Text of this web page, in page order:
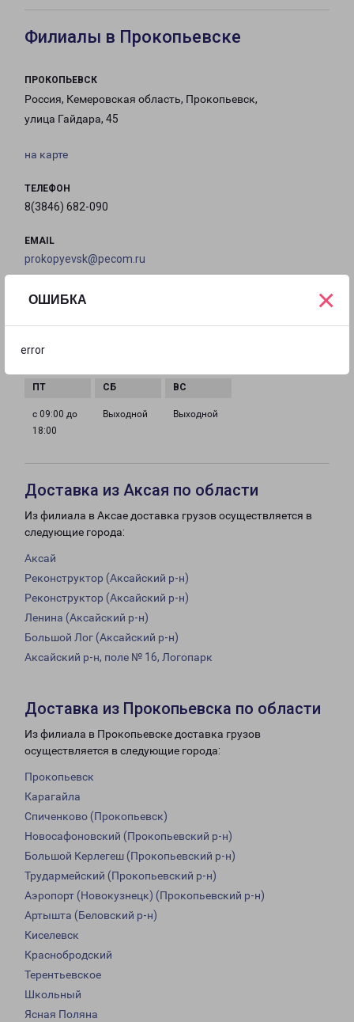
ОШИБКА
error
×
Филиалы в Прокопьевске
ПРОКОПЬЕВСК
Россия, Кемеровская область, Прокопьевск,
улица Гайдара, 45
на карте
ТЕЛЕФОН
8(3846) 682-090
EMAIL
prokopyevsk@pecom.ru
ГРАФИК РАБОТЫ
с 09:00 до
с 09:00 до
18:00
Выходной Выходной
Доставка из Аксая по области
Из филиала в Аксае доставка грузов осуществляется в
следующие города:
Аксай
Реконструктор (Аксайский р-н)
Реконструктор (Аксайский р-н)
Ленина (Аксайский р-н)
Большой Лог (Аксайский р-н)
Аксайский р-н, поле № 16, Логопарк
Доставка из Прокопьевска по области
Из филиала в Прокопьевске доставка грузов
осуществляется в следующие города:
Прокопьевск
Карагайла
Спиченково (Прокопьевск)
Новосафоновский (Прокопьевский р-н)
Большой Керлегеш (Прокопьевский р-н)
Трудармейский (Прокопьевский р-н)
Аэропорт (Новокузнецк) (Прокопьевский р-н)
Артышта (Беловский р-н)
Киселевск
Краснобродский
Терентьевское
Школьный
Ясная Поляна